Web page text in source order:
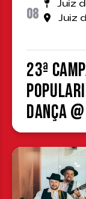
08
Juiz
Juiz
23ª
Dança